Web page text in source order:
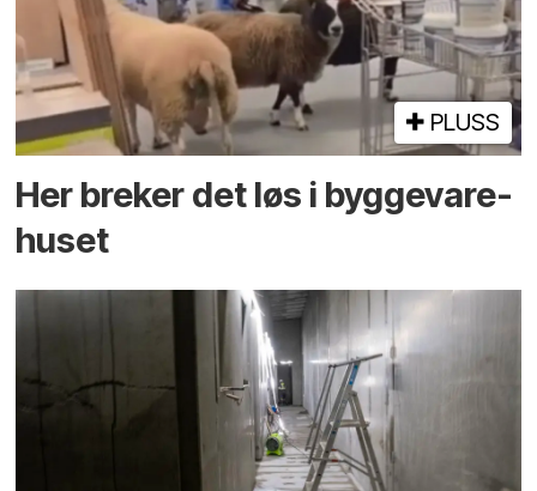
PLUSS
Her breker det løs i bygge­vare­
huset